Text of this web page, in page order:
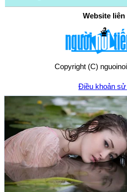
Website liên
Copyright (C)
Điều khoản sử
Chính sách quyền
Liên hệ: